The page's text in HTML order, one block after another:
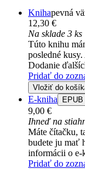
Knihapevná
12,30 €
Na sklade 3 ks
Túto knihu
posledné
Dodanie
Pridať do
Vložiť do
E-kniha EPUB
9,00 €
Ihneď na
Máte čítačku,
budete ju mať
informácii o e-
Pridať do